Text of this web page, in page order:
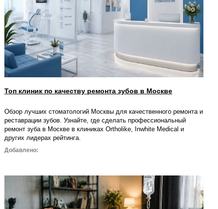
Топ клиник по качеству ремонта зубов в Москве
Обзор лучших стоматологий Москвы для качественного ремонта и
реставрации зубов. Узнайте, где сделать профессиональный
ремонт зуба в Москве в клиниках Ortholike, Inwhite Medical и
других лидерах рейтинга.
Добавлено: